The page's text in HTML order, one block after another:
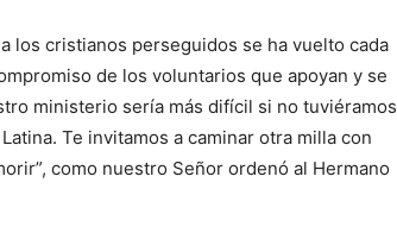
los cristianos perseguidos se ha vuelto cada
de los voluntarios que apoyan y se
ministerio sería más difícil si no tuviéramos
Te invitamos a caminar otra milla con
como nuestro Señor ordenó al Hermano